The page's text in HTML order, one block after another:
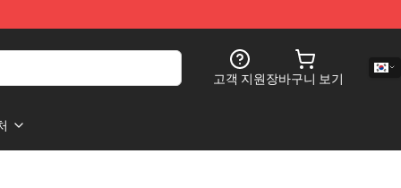
고객 지원장바구니 보기